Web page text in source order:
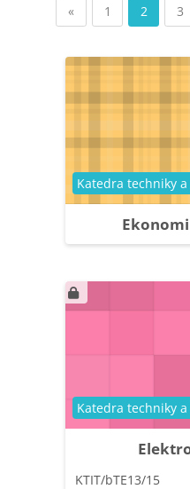
« Predchádzajúca
1 Strana 1
2Strana 2
3
Kategória kurzu
Kategória kurzu
KTIT/bTE13/15